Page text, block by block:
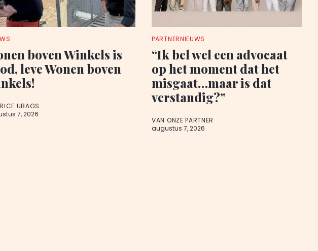
boven Winkels is
leve Wonen boven
UBAGS
7, 2026
PARTNERNIEUWS
“Ik bel wel een advocaat
op het moment dat het
misgaat…maar is dat
verstandig?”
VAN ONZE PARTNER
augustus 7, 2026